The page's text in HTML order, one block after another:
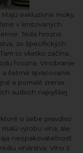
exkluzívne moky,
v limitovaných
Teda hrozno
zo špecifických
to všetko začína.
hrozna. Vinobranie
šetrné spracovanie
a pomalé zrenie
sudoch najvyššej
o sebe pravdivo
výrobu vína, ale
neopakovateľnosť
vinárstva. Víno z